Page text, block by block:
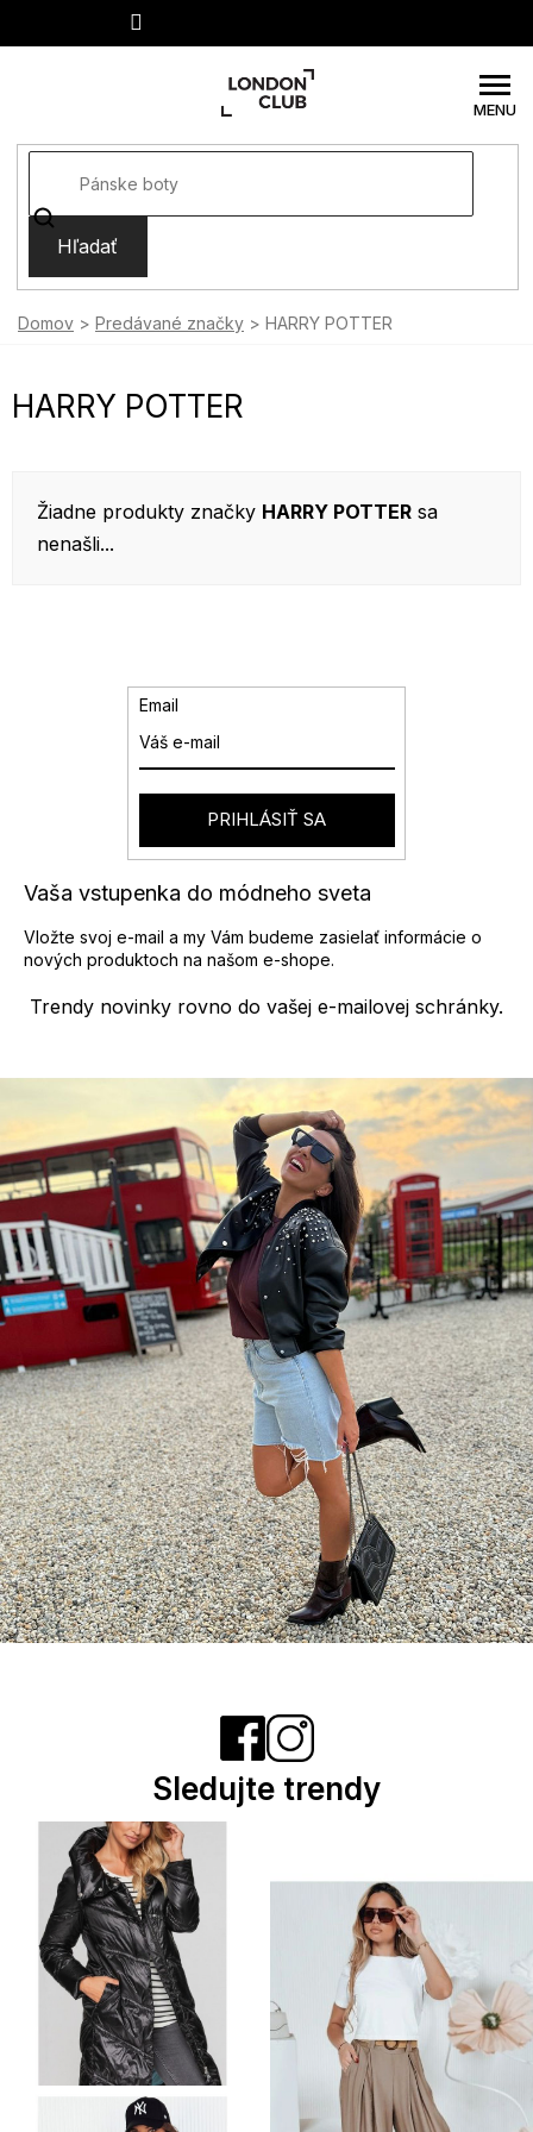
Hľadať
Domov Predávané značky HARRY POTTER
HARRY POTTER
Žiadne produkty značky HARRY POTTER sa
nenašli...
Trendy novinky rovno do vašej e-mailovej schránky.
Vaša vstupenka do módneho sveta
Vložte svoj e-mail a my Vám budeme zasielať informácie o
nových produktoch na našom e-shope.
Email
PRIHLÁSIŤ SA